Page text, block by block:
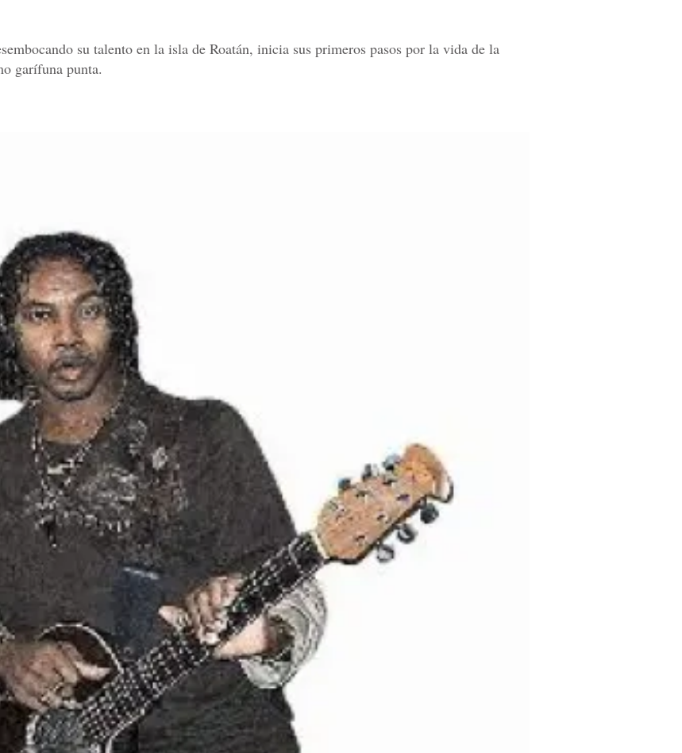
su talento en la isla de Roatán, inicia sus primeros pasos por la vida de la
garífuna punta.